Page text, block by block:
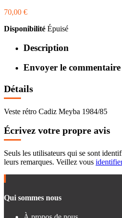
70,00 €
Disponibilité Épuisé
Description
Envoyer le commentaire
Détails
Veste rétro Cadiz Meyba 1984/85
Écrivez votre propre avis
Seuls les utilisateurs qui se sont
leurs remarques. Veillez vous
Qui sommes nous